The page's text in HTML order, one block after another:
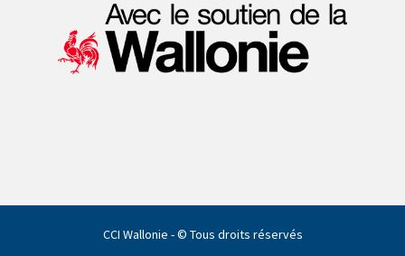
CCI Wallonie - © Tous droits réservés